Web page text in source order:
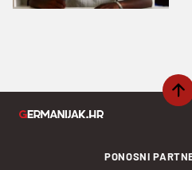
PONOSNI